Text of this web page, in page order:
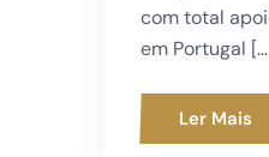
com total
em Portugal
Ler Mais